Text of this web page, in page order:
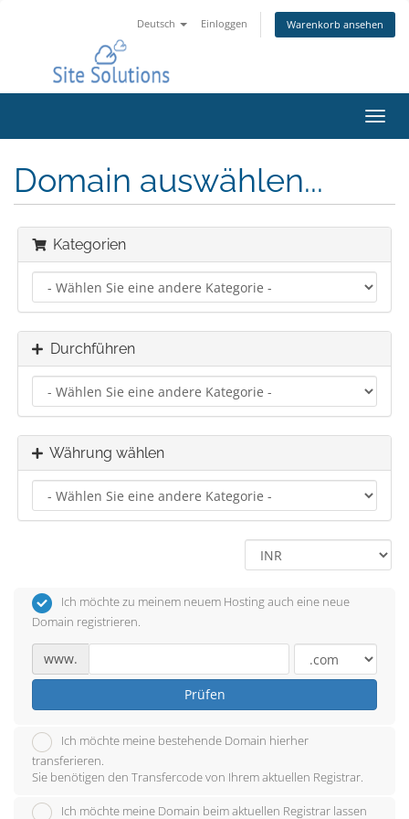
Deutsch Einloggen Warenkorb ansehen
ein-/
Domain auswählen...
Kategorien
Durchführen
Währung wählen
Ich möchte zu meinem neuem Hosting auch eine neue
Domain registrieren.
www.
Prüfen
Ich möchte meine bestehende Domain hierher
transferieren.
Sie benötigen den Transfercode von Ihrem aktuellen Registrar.
Ich möchte meine Domain beim aktuellen Registrar lassen